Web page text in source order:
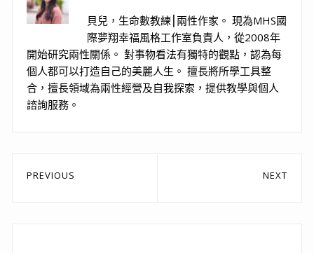
貝兒，生命數教練⎮兩性作家。 現為MHS國
際夢翔幸福風格工作室負責人，從2008年
開始研究兩性關係。 對事物看法有獨特的觀點，認為每
個人都可以打造自己的美麗人生。 擅長將所學工具整
合，擅長領域為兩性經營及自我探索，提供教學與個人
諮詢服務。
文
PREVIOUS NEXT